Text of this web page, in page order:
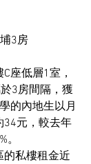
3房
座低層1室，
3房間隔，獲
的內地生以月
34元，較去年
私樓租金近